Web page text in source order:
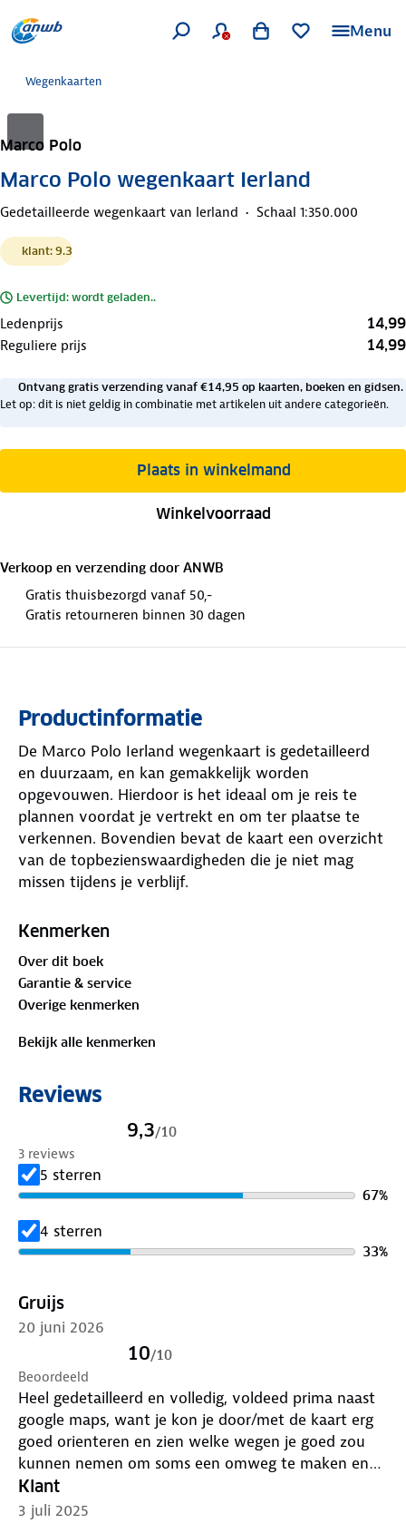
Menu
Wegenkaarten
Marco Polo
Marco Polo wegenkaart Ierland
Gedetailleerde wegenkaart van Ierland Schaal 1:350.000
klant: 9.3
Levertijd: wordt geladen..
Ledenprijs 14,99
Reguliere prijs 14,99
Ontvang gratis verzending vanaf €14,95 op kaarten, boeken en gidsen.
Let op: dit is niet geldig in combinatie met artikelen uit andere categorieën.
Plaats in winkelmand
Winkelvoorraad
Verkoop en verzending door ANWB
Gratis thuisbezorgd vanaf 50,-
Gratis retourneren binnen 30 dagen
Productinformatie
De Marco Polo Ierland wegenkaart is gedetailleerd
en duurzaam, en kan gemakkelijk worden
opgevouwen. Hierdoor is het ideaal om je reis te
plannen voordat je vertrekt en om ter plaatse te
verkennen. Bovendien bevat de kaart een overzicht
van de topbezienswaardigheden die je niet mag
missen tijdens je verblijf.
Kenmerken
Over dit boek
Garantie & service
Overige kenmerken
Bekijk alle kenmerken
Reviews
9,3/10
3 reviews
5 sterren
67%
4 sterren
33%
Gruijs
20 juni 2026
10/10
Beoordeeld
Heel gedetailleerd en volledig, voldeed prima naast
google maps, want je kon je door/met de kaart erg
goed orienteren en zien welke wegen je goed zou
kunnen nemen om soms een omweg te maken en
daarmee een bepaald (natuur)gebied te kunnen
zien. Aanrader!!
Klant
3 juli 2025